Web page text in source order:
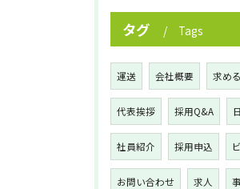
タグ Tags
運送 会社概要 求め
代表挨拶 採用Q&A
社員紹介 採用申込
お問い合わせ 求人